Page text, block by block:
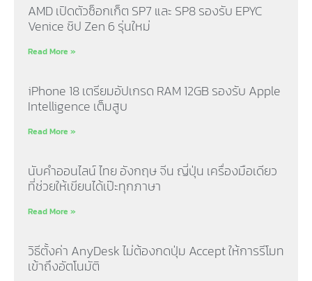
AMD เปิดตัวซ็อกเก็ต SP7 และ SP8 รองรับ EPYC
Venice ชิป Zen 6 รุ่นใหม่
Read More »
iPhone 18 เตรียมอัปเกรด RAM 12GB รองรับ Apple
Intelligence เต็มสูบ
Read More »
นับคำออนไลน์ ไทย อังกฤษ จีน ญี่ปุ่น เครื่องมือเดียว
ที่ช่วยให้เขียนได้เป๊ะทุกภาษา
Read More »
วิธีตั้งค่า AnyDesk ไม่ต้องกดปุ่ม Accept ให้การรีโมท
เข้าถึงอัตโนมัติ